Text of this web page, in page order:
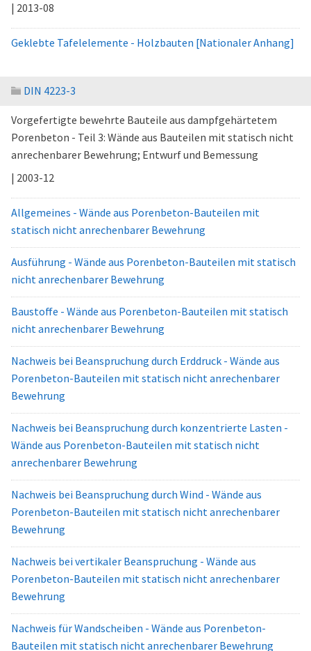
| 2013-08
Geklebte Tafelelemente - Holzbauten [Nationaler Anhang]
DIN 4223-3
Vorgefertigte bewehrte Bauteile aus dampfgehärtetem
Porenbeton - Teil 3: Wände aus Bauteilen mit statisch nicht
anrechenbarer Bewehrung; Entwurf und Bemessung
| 2003-12
Allgemeines - Wände aus Porenbeton-Bauteilen mit
statisch nicht anrechenbarer Bewehrung
Ausführung - Wände aus Porenbeton-Bauteilen mit statisch
nicht anrechenbarer Bewehrung
Baustoffe - Wände aus Porenbeton-Bauteilen mit statisch
nicht anrechenbarer Bewehrung
Nachweis bei Beanspruchung durch Erddruck - Wände aus
Porenbeton-Bauteilen mit statisch nicht anrechenbarer
Bewehrung
Nachweis bei Beanspruchung durch konzentrierte Lasten -
Wände aus Porenbeton-Bauteilen mit statisch nicht
anrechenbarer Bewehrung
Nachweis bei Beanspruchung durch Wind - Wände aus
Porenbeton-Bauteilen mit statisch nicht anrechenbarer
Bewehrung
Nachweis bei vertikaler Beanspruchung - Wände aus
Porenbeton-Bauteilen mit statisch nicht anrechenbarer
Bewehrung
Nachweis für Wandscheiben - Wände aus Porenbeton-
Bauteilen mit statisch nicht anrechenbarer Bewehrung